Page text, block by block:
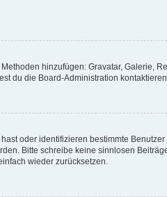
hinzufügen: Gravatar, Galerie,
du die Board-Administration kontaktieren.
oder identifizieren bestimmte
Bitte schreibe keine sinnlosen
wieder zurücksetzen.